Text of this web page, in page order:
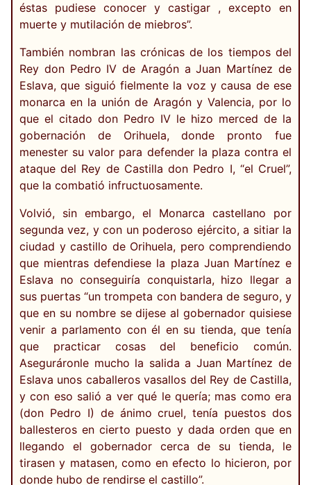
éstas pudiese conocer y castigar , excepto en
muerte y mutilación de miebros”.
También nombran las crónicas de los tiempos del
Rey don Pedro IV de Aragón a Juan Martínez de
Eslava, que siguió fielmente la voz y causa de ese
monarca en la unión de Aragón y Valencia, por lo
que el citado don Pedro IV le hizo merced de la
gobernación de Orihuela, donde pronto fue
menester su valor para defender la plaza contra el
ataque del Rey de Castilla don Pedro I, “el Cruel”,
que la combatió infructuosamente.
Volvió, sin embargo, el Monarca castellano por
segunda vez, y con un poderoso ejército, a sitiar la
ciudad y castillo de Orihuela, pero comprendiendo
que mientras defendiese la plaza Juan Martínez e
Eslava no conseguiría conquistarla, hizo llegar a
sus puertas “un trompeta con bandera de seguro, y
que en su nombre se dijese al gobernador quisiese
venir a parlamento con él en su tienda, que tenía
que practicar cosas del beneficio común.
Aseguráronle mucho la salida a Juan Martínez de
Eslava unos caballeros vasallos del Rey de Castilla,
y con eso salió a ver qué le quería; mas como era
(don Pedro I) de ánimo cruel, tenía puestos dos
ballesteros en cierto puesto y dada orden que en
llegando el gobernador cerca de su tienda, le
tirasen y matasen, como en efecto lo hicieron, por
donde hubo de rendirse el castillo”.